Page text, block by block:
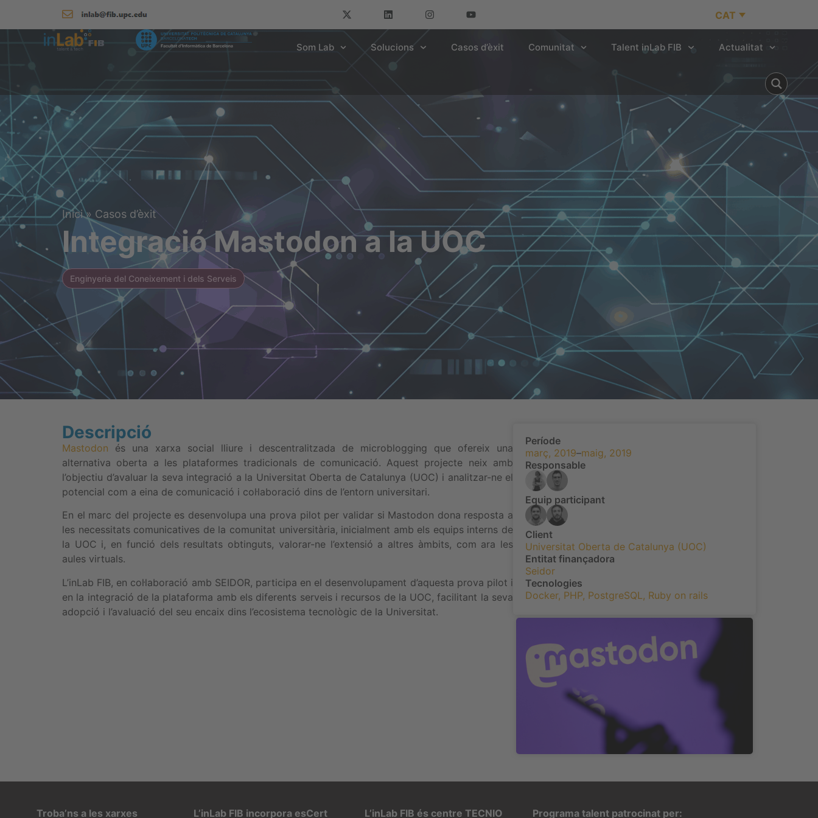
CAT
Som Lab Solucions Casos d’èxit Comunitat Talent inLab FIB Actualitat
Inici» Casos d’èxit
Integració Mastodon a la UOC
Enginyeria del Coneixement i dels Serveis
Descripció
Mastodon és una xarxa social lliure i descentralitzada de microblogging que ofereix una
alternativa oberta a les plataformes tradicionals de comunicació. Aquest projecte neix amb
l’objectiu d’avaluar la seva integració a la Universitat Oberta de Catalunya (UOC) i analitzar-ne el
potencial com a eina de comunicació i col·laboració dins de l’entorn universitari.
En el marc del projecte es desenvolupa una prova pilot per validar si Mastodon dona resposta a
les necessitats comunicatives de la comunitat universitària, inicialment amb els equips interns de
la UOC i, en funció dels resultats obtinguts, valorar-ne l’extensió a altres àmbits, com ara les
aules virtuals.
L’inLab FIB, en col·laboració amb SEIDOR, participa en el desenvolupament d’aquesta prova pilot i
en la integració de la plataforma amb els diferents serveis i recursos de la UOC, facilitant la seva
adopció i l’avaluació del seu encaix dins l’ecosistema tecnològic de la Universitat.
Període
març, 2019–maig, 2019
Responsable
Equip participant
Client
Universitat Oberta de Catalunya (UOC)
Entitat finançadora
Seidor
Tecnologies
Docker, PHP, PostgreSQL, Ruby on rails
Troba’ns a les xarxes L’inLab FIB incorpora esCert L’inLab FIB és centre TECNIO Programa talent patrocinat per: